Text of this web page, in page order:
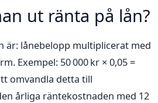
ut ränta på lån?
är: lånebelopp multiplicerat med
Exempel: 50 000 kr × 0,05 =
omvandla detta till
årliga räntekostnaden med 12